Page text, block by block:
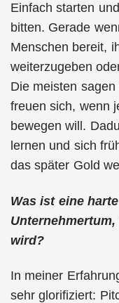
Einfach starten
bitten. Gerade
Menschen bereit,
weiterzugeben
Die meisten
freuen sich, wenn
bewegen will.
lernen und sich
das später Gold
Was ist eine
wird?
In meiner
sehr glorifiziert: